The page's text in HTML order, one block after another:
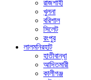
রাজশাহী
খুলনা
বরিশাল
সিলেট
রংপুর
লালমনিরহাট
হাতীবান্ধা
আদিতমারী
কালীগঞ্জ